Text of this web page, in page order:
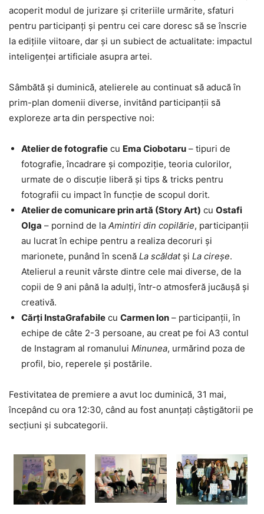
acoperit modul de jurizare și criteriile urmărite, sfaturi
pentru participanți și pentru cei care doresc să se înscrie
la edițiile viitoare, dar și un subiect de actualitate: impactul
inteligenței artificiale asupra artei.
Sâmbătă și duminică, atelierele au continuat să aducă în
prim-plan domenii diverse, invitând participanții să
exploreze arta din perspective noi:
Atelier de fotografie cu Ema Ciobotaru – tipuri de
fotografie, încadrare și compoziție, teoria culorilor,
urmate de o discuție liberă și tips & tricks pentru
fotografii cu impact în funcție de scopul dorit.
Atelier de comunicare prin artă (Story Art) cu Ostafi
Olga – pornind de la Amintiri din copilărie, participanții
au lucrat în echipe pentru a realiza decoruri și
marionete, punând în scenă La scăldatși La cireșe.
Atelierul a reunit vârste dintre cele mai diverse, de la
copii de 9 ani până la adulți, într-o atmosferă jucăușă și
creativă.
Cărți InstaGrafabile cu Carmen Ion – participanții, în
echipe de câte 2-3 persoane, au creat pe foi A3 contul
de Instagram al romanului Minunea, urmărind poza de
profil, bio, reperele și postările.
Festivitatea de premiere a avut loc duminică, 31 mai,
începând cu ora 12:30, când au fost anunțați câștigătorii pe
secțiuni și subcategorii.